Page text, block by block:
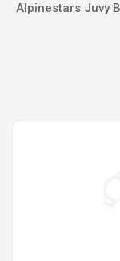
Alpinestars Juvy